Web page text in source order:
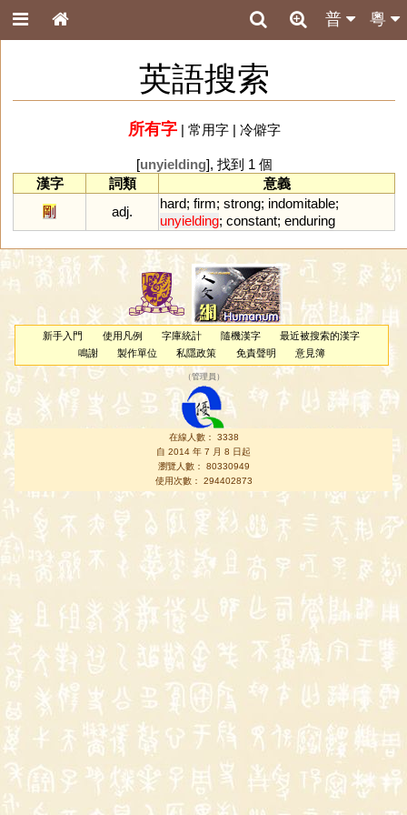
粵
普
英語搜索
所有字| 常用字| 冷僻字
[unyielding], 找到 1 個
漢字
詞類
意義
剛
adj.
hard; firm; strong; indomitable;
unyielding; constant; enduring
新手入門 使用凡例 字庫統計 隨機漢字
最近被搜索的漢字
鳴謝
製作單位 私隱政策 免責聲明 意見簿
（管理員 ）
在線人數： 3338
自 2014 年 7 月 8 日起
瀏覽人數： 80330949
使用次數： 294402873